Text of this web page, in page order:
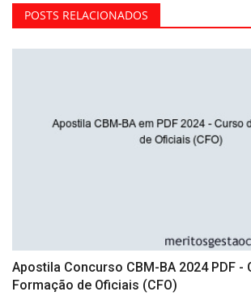
POSTS RELACIONADOS
Apostila Concurso CBM-BA 2024 PDF -
Formação de Oficiais (CFO)